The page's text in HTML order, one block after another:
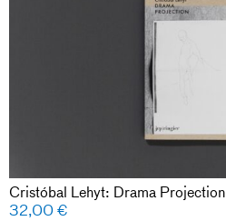
Cristóbal Lehyt: Drama Projection
32,00€